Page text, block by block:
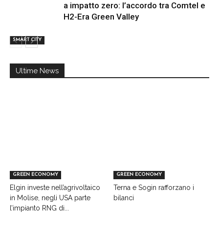
SMART CITY
a impatto zero: l’accordo tra Comtel e
H2-Era Green Valley
Ultime News
GREEN ECONOMY
Elgin investe nell’agrivoltaico
in Molise, negli USA parte
l’impianto RNG di...
GREEN ECONOMY
Terna e Sogin rafforzano i
bilanci